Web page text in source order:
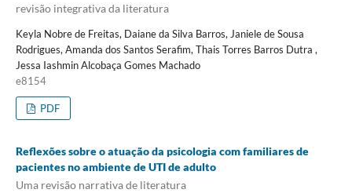
revisão integrativa da literatura
Keyla Nobre de Freitas, Daiane da Silva Barros, Janiele de Sousa
Rodrigues, Amanda dos Santos Serafim, Thais Torres Barros Dutra ,
Jessa Iashmin Alcobaça Gomes Machado
e8154
PDF
Reflexões sobre o atuação da psicologia com familiares de
pacientes no ambiente de UTI de adulto
Uma revisão narrativa de literatura